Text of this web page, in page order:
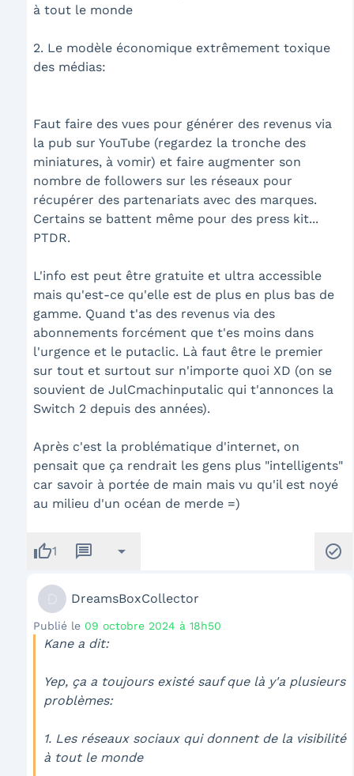
à tout le monde
2. Le modèle économique extrêmement toxique
des médias:
Faut faire des vues pour générer des revenus via
la pub sur YouTube (regardez la tronche des
miniatures, à vomir) et faire augmenter son
nombre de followers sur les réseaux pour
récupérer des partenariats avec des marques.
Certains se battent même pour des press kit...
PTDR.
L'info est peut être gratuite et ultra accessible
mais qu'est-ce qu'elle est de plus en plus bas de
gamme. Quand t'as des revenus via des
abonnements forcément que t'es moins dans
l'urgence et le putaclic. Là faut être le premier
sur tout et surtout sur n'importe quoi XD (on se
souvient de JulCmachinputalic qui t'annonces la
Switch 2 depuis des années).
Après c'est la problématique d'internet, on
pensait que ça rendrait les gens plus "intelligents"
car savoir à portée de main mais vu qu'il est noyé
au milieu d'un océan de merde =)
thumb_up1 message arrow_drop_down check_circle
DreamsBoxCollector
Publié le 09 octobre 2024 à 18h50
Kane a dit:
Yep, ça a toujours existé sauf que là y'a plusieurs
problèmes:
1. Les réseaux sociaux qui donnent de la visibilité
à tout le monde